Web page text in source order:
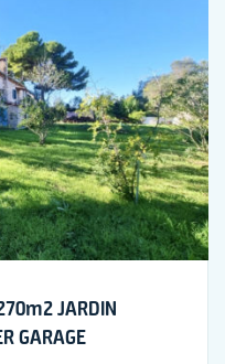
JARDIN
GARAGE